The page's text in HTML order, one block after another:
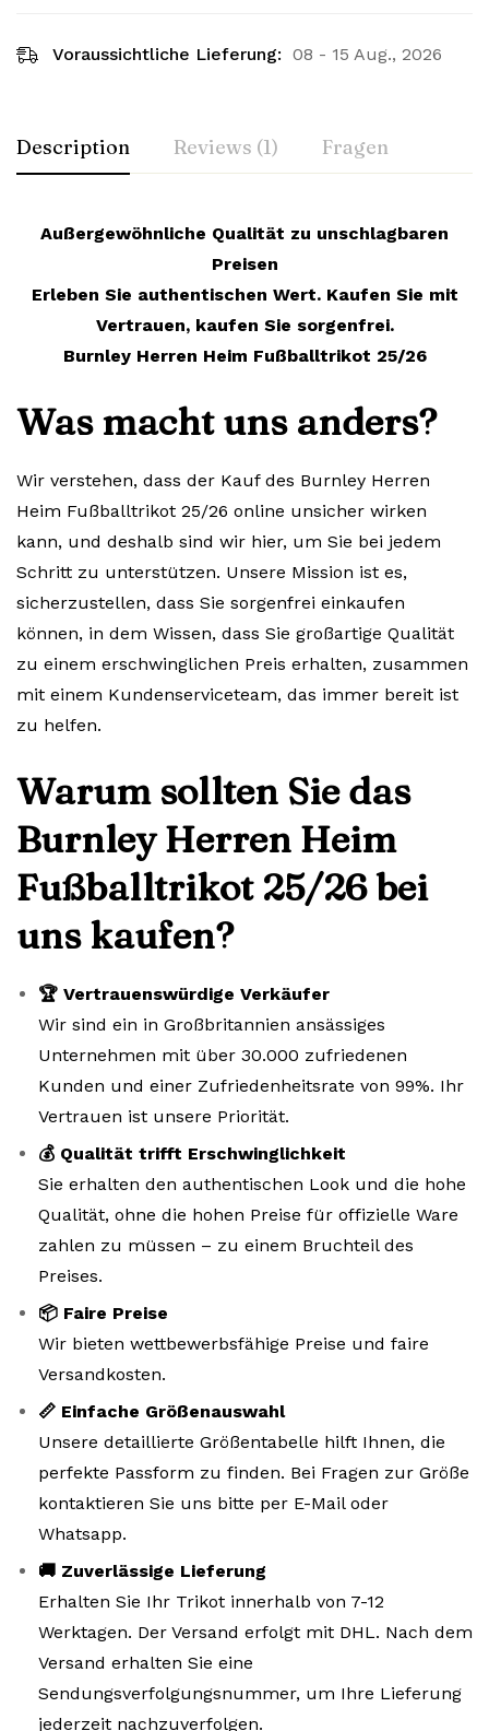
Voraussichtliche Lieferung: 08 - 15 Aug., 2026
Description Reviews (1) Fragen
Außergewöhnliche Qualität zu unschlagbaren
Preisen
Erleben Sie authentischen Wert. Kaufen Sie mit
Vertrauen, kaufen Sie sorgenfrei.
Burnley Herren Heim Fußballtrikot 25/26
Was macht uns anders?
Wir verstehen, dass der Kauf des Burnley Herren
Heim Fußballtrikot 25/26 online unsicher wirken
kann, und deshalb sind wir hier, um Sie bei jedem
Schritt zu unterstützen. Unsere Mission ist es,
sicherzustellen, dass Sie sorgenfrei einkaufen
können, in dem Wissen, dass Sie großartige Qualität
zu einem erschwinglichen Preis erhalten, zusammen
mit einem Kundenserviceteam, das immer bereit ist
zu helfen.
Warum sollten Sie das
Burnley Herren Heim
Fußballtrikot 25/26 bei
uns kaufen?
🏆 Vertrauenswürdige Verkäufer
Wir sind ein in Großbritannien ansässiges
Unternehmen mit über 30.000 zufriedenen
Kunden und einer Zufriedenheitsrate von 99%. Ihr
Vertrauen ist unsere Priorität.
💰 Qualität trifft Erschwinglichkeit
Sie erhalten den authentischen Look und die hohe
Qualität, ohne die hohen Preise für offizielle Ware
zahlen zu müssen – zu einem Bruchteil des
Preises.
📦 Faire Preise
Wir bieten wettbewerbsfähige Preise und faire
Versandkosten.
📏 Einfache Größenauswahl
Unsere detaillierte Größentabelle hilft Ihnen, die
perfekte Passform zu finden. Bei Fragen zur Größe
kontaktieren Sie uns bitte per E-Mail oder
Whatsapp.
🚚 Zuverlässige Lieferung
Erhalten Sie Ihr Trikot innerhalb von 7-12
Werktagen. Der Versand erfolgt mit DHL. Nach dem
Versand erhalten Sie eine
Sendungsverfolgungsnummer, um Ihre Lieferung
jederzeit nachzuverfolgen.